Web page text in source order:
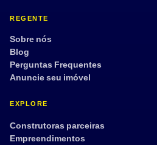
REGENTE
Sobre nós
Blog
Perguntas Frequentes
Anuncie seu imóvel
EXPLORE
Construtoras parceiras
Empreendimentos